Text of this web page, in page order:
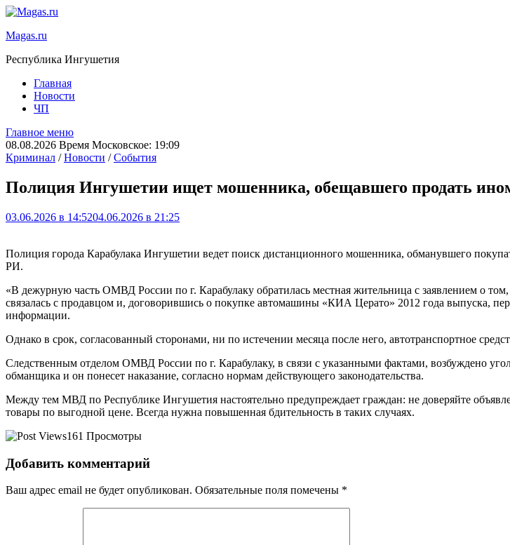
Magas.ru
Республика Ингушетия
Главная
Новости
ЧП
Главное меню
08.08.2026 Время Московское: 19:09
Криминал /Новости /События
Полиция Ингушетии ищет мошенника, обещавшего продать
03.06.2026 в 14:5204.06.2026 в 21:25
Полиция города Карабулака Ингушетии ведет поиск дистанционного мошенника, обманувшего
РИ.
«В дежурную часть ОМВД России по г. Карабулаку обратилась местная жительница с заявлением о
связалась с продавцом и, договорившись о покупке автомашины «КИА Церато» 2012 года выпуска,
информации.
Однако в срок, согласованный сторонами, ни по истечении месяца после него, автотранспортное
Следственным отделом ОМВД России по г. Карабулаку, в связи с указанными фактами, возбуждено
обманщика и он понесет наказание, согласно нормам действующего законодательства.
Между тем МВД по Республике Ингушетия настоятельно предупреждает граждан: не доверяйте
товары по выгодной цене. Всегда нужна повышенная бдительность в таких случаях.
161 Просмотры
Добавить комментарий
Ваш адрес email не будет опубликован. Обязательные поля помечены *